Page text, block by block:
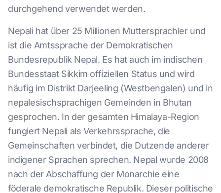
durchgehend verwendet werden.
Nepali hat über 25 Millionen Muttersprachler und
ist die Amtssprache der Demokratischen
Bundesrepublik Nepal. Es hat auch im indischen
Bundesstaat Sikkim offiziellen Status und wird
häufig im Distrikt Darjeeling (Westbengalen) und in
nepalesischsprachigen Gemeinden in Bhutan
gesprochen. In der gesamten Himalaya-Region
fungiert Nepali als Verkehrssprache, die
Gemeinschaften verbindet, die Dutzende anderer
indigener Sprachen sprechen. Nepal wurde 2008
nach der Abschaffung der Monarchie eine
föderale demokratische Republik. Dieser politische